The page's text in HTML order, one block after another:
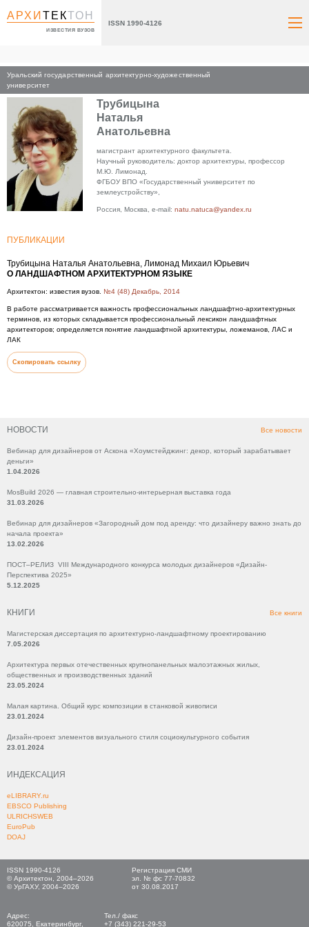
АРХИТЕКТОН
ИЗВЕСТИЯ ВУЗОВ
ISSN 1990-4126
Уральский государственный архитектурно-художественный
университет
НОВОСТИ Все новости
Вебинар для дизайнеров от Аскона «Хоумстейджинг: декор, который зарабатывает
деньги»
1.04.2026
MosBuild 2026 — главная строительно-интерьерная выставка года
31.03.2026
Вебинар для дизайнеров «Загородный дом под аренду: что дизайнеру важно знать до
начала проекта»
13.02.2026
ПОСТ–РЕЛИЗ VIII Международного конкурса молодых дизайнеров «Дизайн-
Перспектива 2025»
5.12.2025
КНИГИ Все книги
Магистерская диссертация по архитектурно-ландшафтному проектированию
7.05.2026
Архитектура первых отечественных крупнопанельных малоэтажных жилых,
общественных и производственных зданий
23.05.2024
Малая картина. Общий курс композиции в станковой живописи
23.01.2024
Дизайн-проект элементов визуального стиля социокультурного события
23.01.2024
ИНДЕКСАЦИЯ
eLIBRARY.ru
EBSCO Publishing
ULRICHSWEB
EuroPub
DOAJ
Главная
Трубицына
Наталья
Анатольевна
магистрант архитектурного факультета.
Научный руководитель: доктор архитектуры, профессор
М.Ю. Лимонад.
ФГБОУ ВПО «Государственный университет по
землеустройству»,
Россия, Москва, e-mail: natu.natuca@yandex.ru
ПУБЛИКАЦИИ
Трубицына Наталья Анатольевна, Лимонад Михаил Юрьевич
О ЛАНДШАФТНОМ АРХИТЕКТУРНОМ ЯЗЫКЕ
Архитектон: известия вузов. №4 (48) Декабрь, 2014
В работе рассматривается важность профессиональных ландшафтно-архитектурных
терминов, из которых складывается профессиональный лексикон ландшафтных
архитекторов; определяется понятие ландшафтной архитектуры, ложеманов, ЛАС и
ЛАК
Скопировать ссылку
ISSN 1990-4126
© Архитектон, 2004–2026
© УрГАХУ, 2004–2026
Регистрация СМИ
эл. № фс 77-70832
от 30.08.2017
Адрес:
620075, Екатеринбург,
Тел./ факс
+7 (343) 221-29-53